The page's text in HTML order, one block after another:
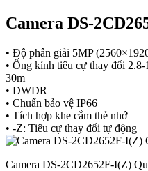
Camera DS-
• Độ phân giải 5MP
• Ống kính tiêu cự thay đổi
30m
• DWDR
• Chuẩn bảo vệ IP66
• Tích hợp khe cắm thẻ nhớ
• -Z: Tiêu cự thay đổi tự động
Camera DS-2CD2652F-I(Z)